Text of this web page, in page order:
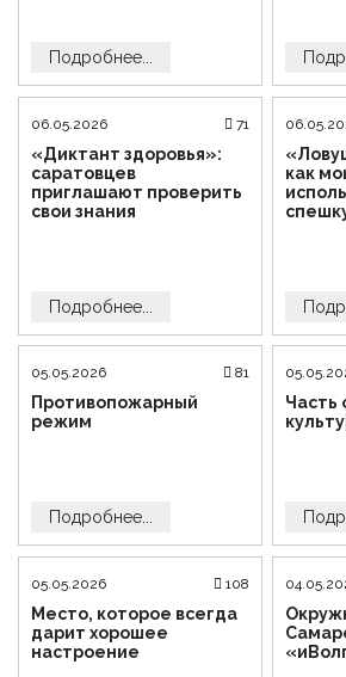
Подробнее...
06.05.2026 71
«Диктант здоровья»:
саратовцев
приглашают проверить
свои знания
Подробнее...
как
05.05.2026 81
Противопожарный
режим
Подробнее...
Часть
05.05.2026 108
Место, которое всегда
дарит хорошее
настроение